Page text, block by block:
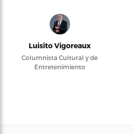
Luisito Vigoreaux
Columnista Cultural y de
Entretenimiento